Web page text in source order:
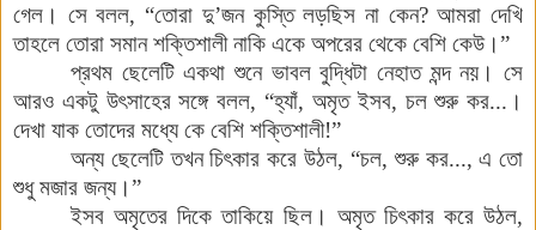
গেল । সে বলল, “তোরা দু’জন কুস্তি লড়ছিস না কেন?আমরা দেখি
তাহলে তোরা সমান শক্তিশালী নাকি একে অপরের থেকে বেশি কেউ।”
প্রথম ছেলেটি একথা শুনে ভাবল বুদ্ধিটা নেহাত মন্দ নয়। সে
আরও একটু উৎসাহের সঙ্গে বলল, “হ্যাঁ, অমৃত ইসব, চল শুরু কর... ।
দেখা যাক তোদের মধ্যে কে বেশি শক্তিশালী!”
অন্য ছেলেটি তখন চিৎকার করে উঠল, “চল, শুরু কর..., এ তো
শুধু মজার জন্য।”
ইসব অমৃতের দিকে তাকিয়ে ছিল। অমৃত চিৎকার করে উঠল,